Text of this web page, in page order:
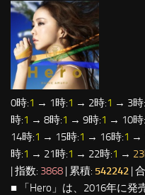
0時:1 → 1時:1 → 2時:1 → 3時:
時:1 → 8時:1 → 9時:1 → 10時:
14時:1 → 15時:1 → 16時:1 →
時:1 → 21時:1 → 22時:1 →
| 指数: 3868 | 累積: 542242 |
■ 「Hero」は、2016年に発